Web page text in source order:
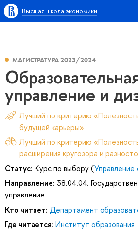
Высшая школа экономики
МАГИСТРАТУРА 2023/2024
управление и
Лучший по критерию
будущей карьеры»
Лучший по критерию
расширения кругозора и
Статус: Курс по выбору (Управление
Направление: 38.04.04.
управление
Кто читает: Департамент
Где читается: Институт образования